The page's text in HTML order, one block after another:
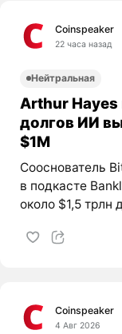
Coinspeaker
22 часа назад
Нейтральная
Arthur
долгов ИИ
$1M
Сооснователь
в подкасте
около $1,5 трлн
Coinspeaker
4 Авг 2026